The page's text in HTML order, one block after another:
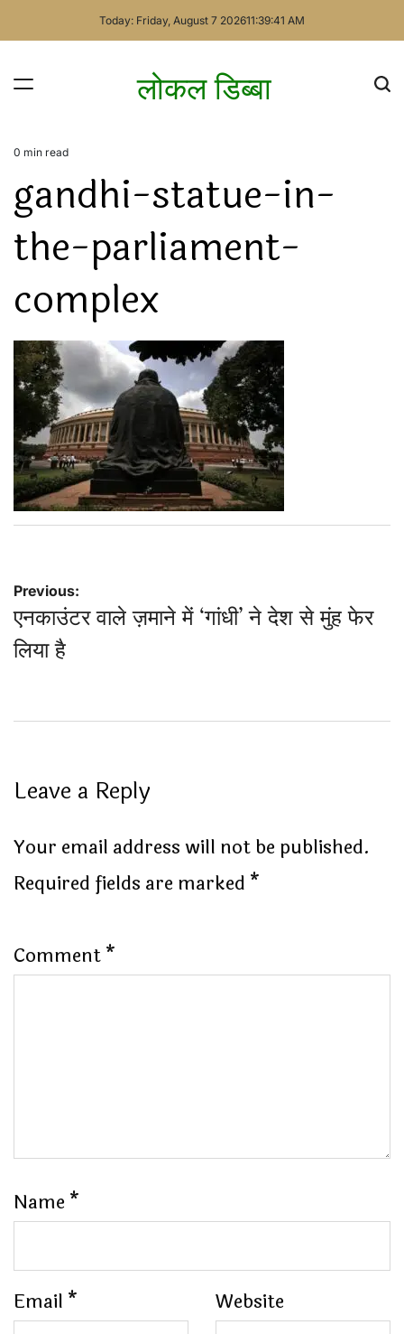
Today: Friday, August 7 202611:39:41 AM
लोकल डिब्बा
Estimated
time
0 min read
gandhi-statue-in-
the-parliament-
complex
Post
navigation
Previous:
एनकाउंटर वाले ज़माने में ‘गांधी’ ने देश से मुंह फेर
लिया है
Leave a Reply
Your email address will not be published.
Required fields are marked *
Comment*
Name *
Email * Website